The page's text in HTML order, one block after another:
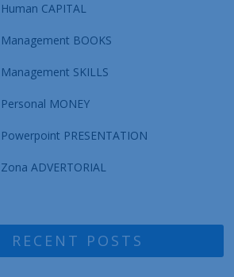
Human CAPITAL
Management BOOKS
Management SKILLS
Personal MONEY
Powerpoint PRESENTATION
Zona ADVERTORIAL
RECENT POSTS